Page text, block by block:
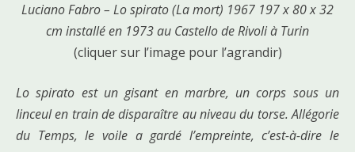
Luciano Fabro – Lo spirato (La mort) 1967 197 x 80 x 32
cm installé en 1973 au Castello de Rivoli à Turin
(cliquer sur l’image pour l’agrandir)
Lo spirato est un gisant en marbre, un corps sous un
linceul en train de disparaître au niveau du torse. Allégorie
du Temps, le voile a gardé l’empreinte, c’est-à-dire le